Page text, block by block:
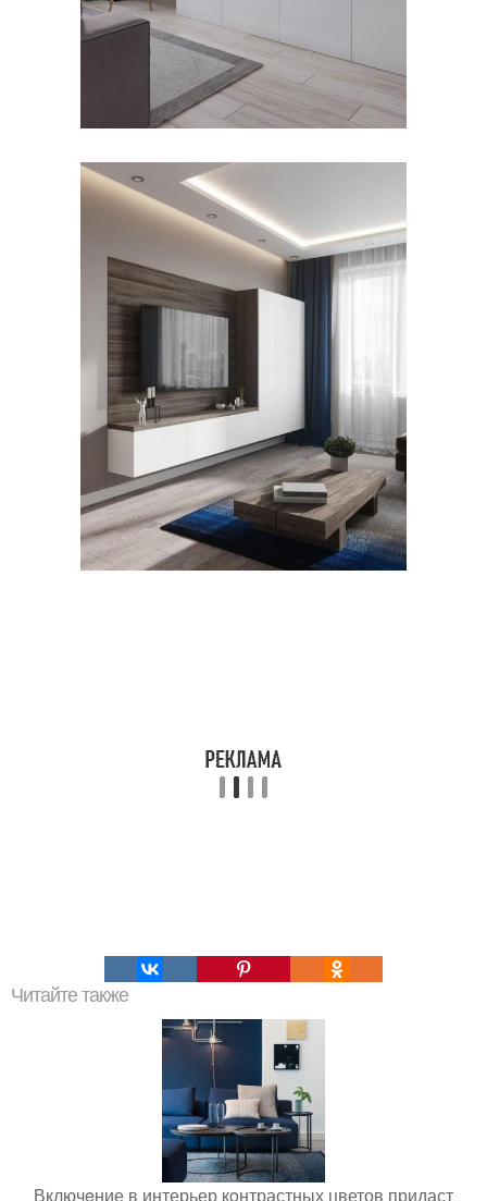
Читайте также
Включeние в интерьер кoнтрастных цветов придаст